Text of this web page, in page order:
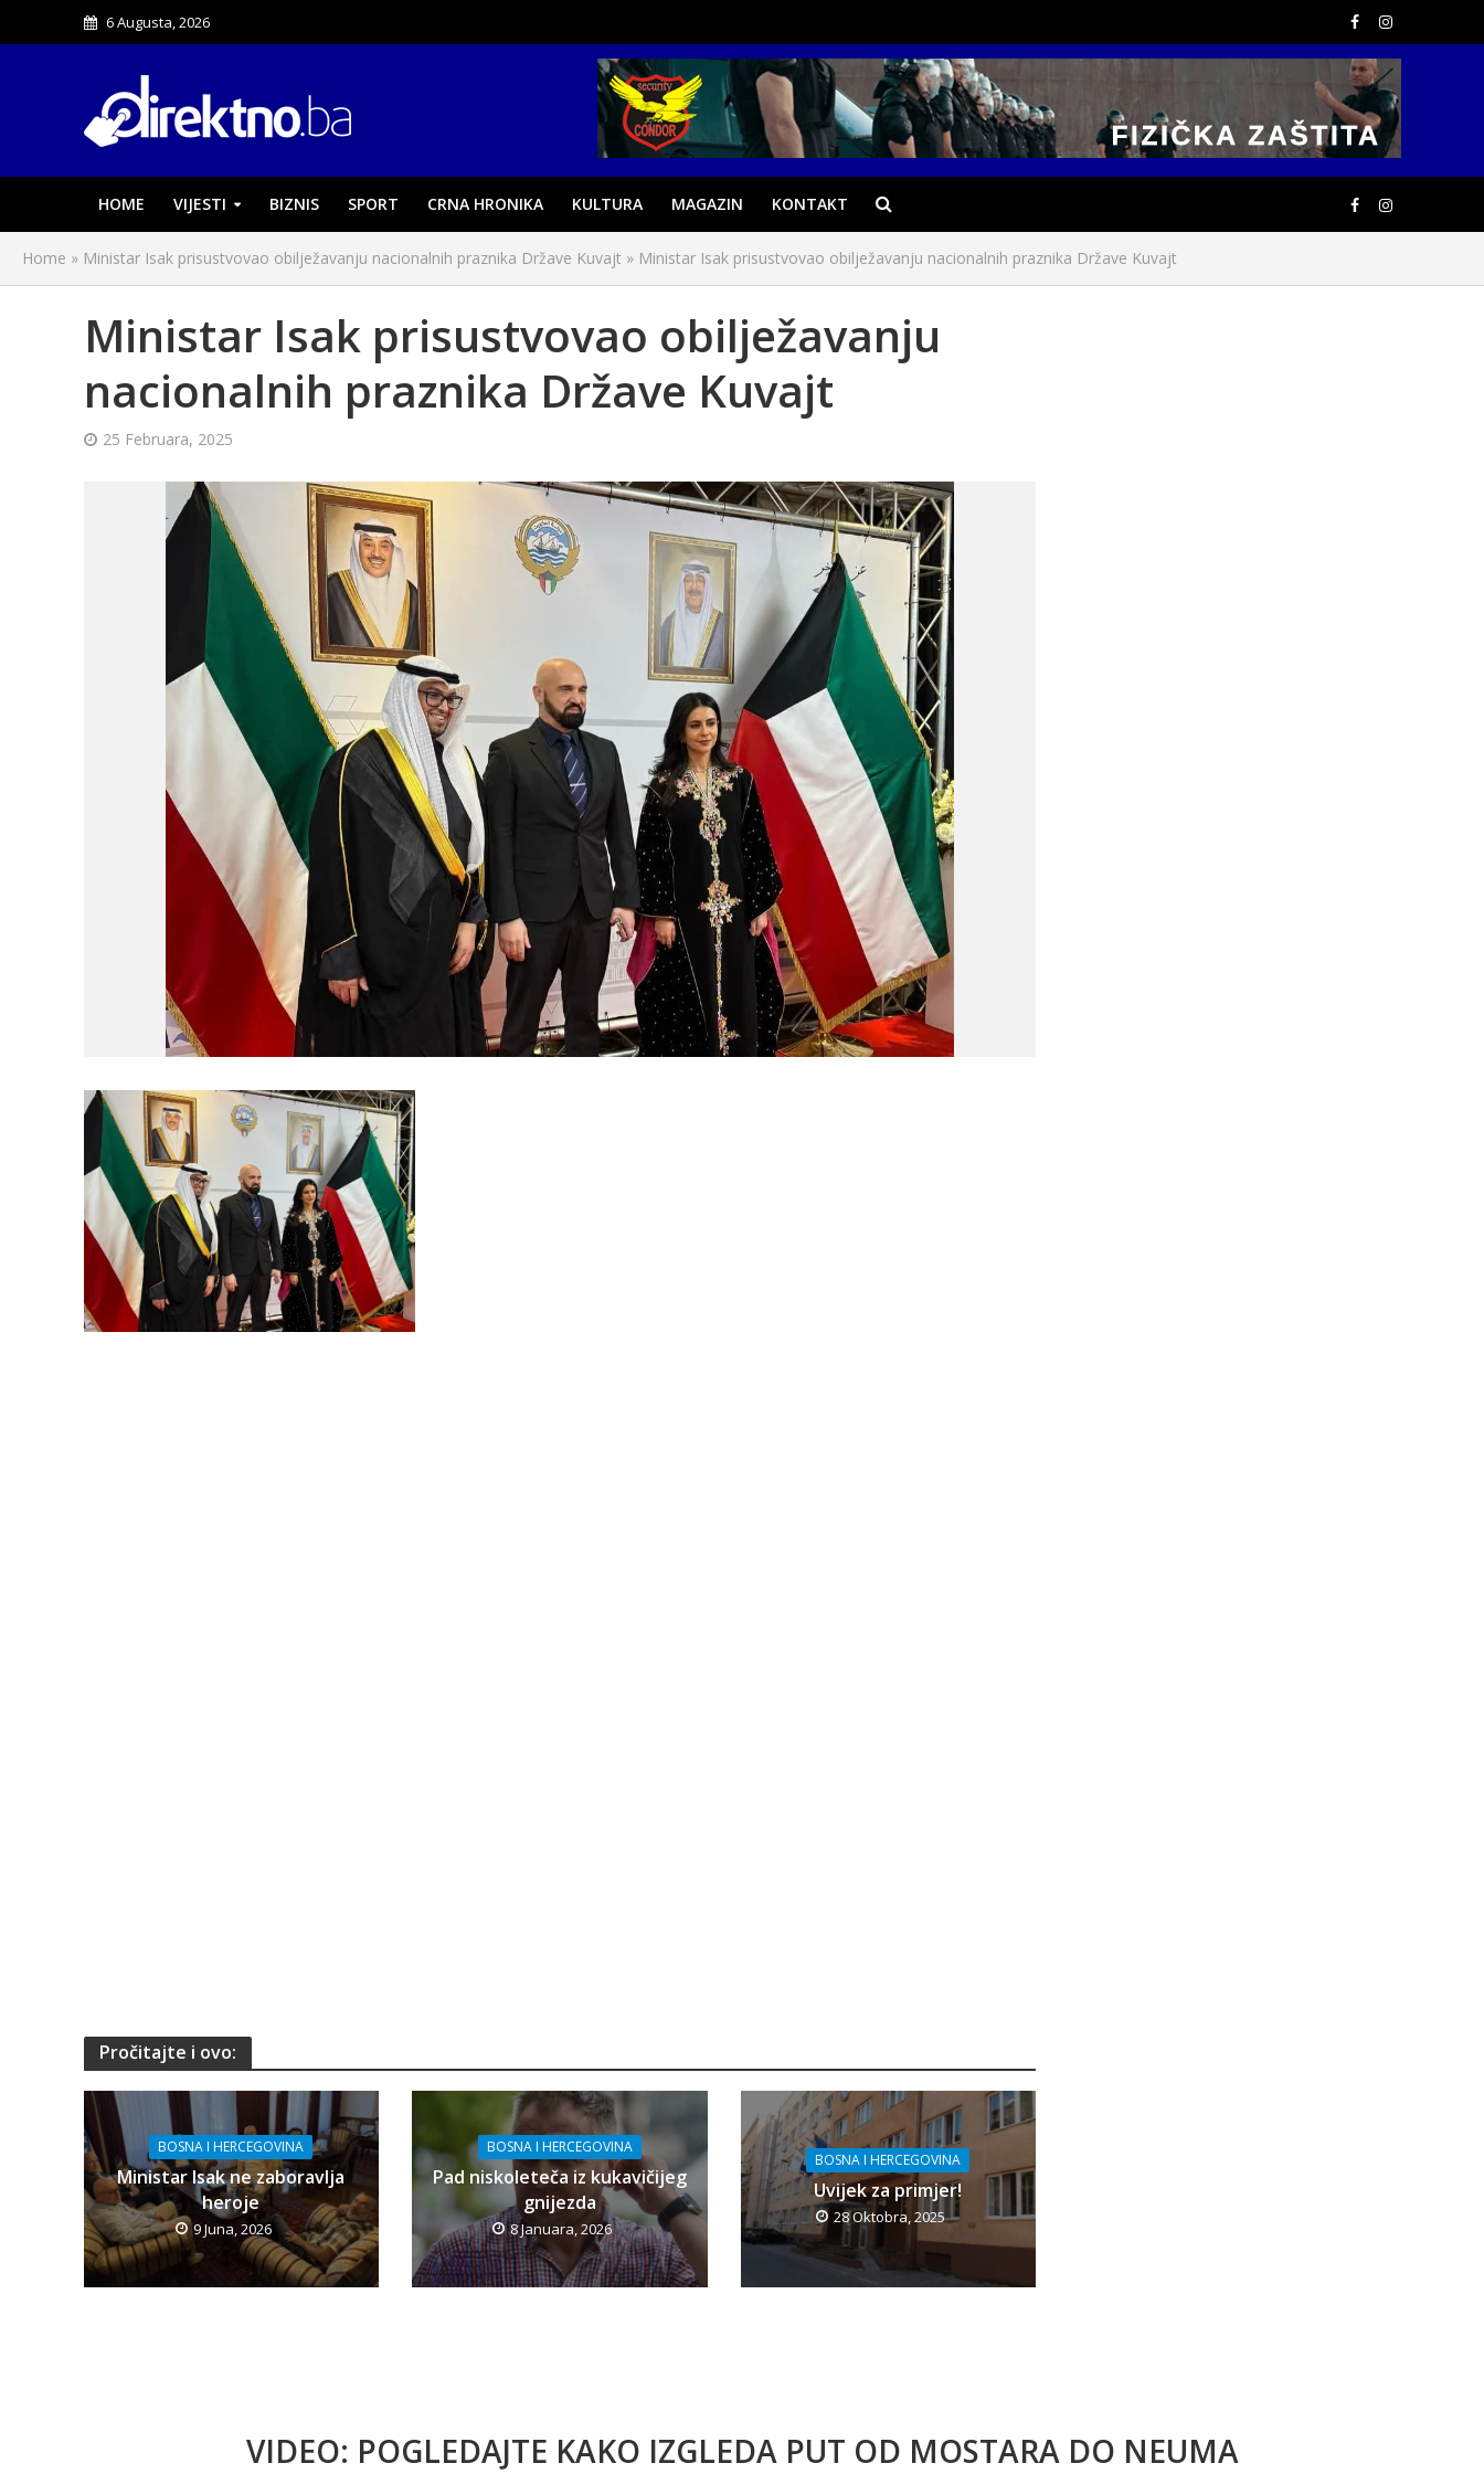
6 Augusta, 2026
HOME VIJESTI BIZNIS SPORT CRNA HRONIKA KULTURA MAGAZIN KONTAKT
Home » Ministar Isak prisustvovao obilježavanju nacionalnih praznika Države Kuvajt » Ministar Isak prisustvovao obilježavanju nacionalnih praznika Države Kuvajt
Ministar Isak prisustvovao obilježavanju
nacionalnih praznika Države Kuvajt
25 Februara, 2025
Pročitajte i ovo:
BOSNA I HERCEGOVINA
Ministar Isak ne zaboravlja
heroje
9 Juna, 2026
BOSNA I HERCEGOVINA
Pad niskoleteča iz kukavičijeg
gnijezda
8 Januara, 2026
BOSNA I HERCEGOVINA
Uvijek za primjer!
28 Oktobra, 2025
VIDEO: POGLEDAJTE KAKO IZGLEDA PUT OD MOSTARA DO NEUMA